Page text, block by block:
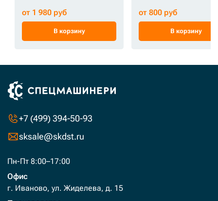
от 1 980 руб
В корзину
от 800 руб
В корзину
+7 (499) 394-50-93
sksale@skdst.ru
Пн-Пт 8:00–17:00
Офис
г. Иваново, ул. Жиделева, д. 15